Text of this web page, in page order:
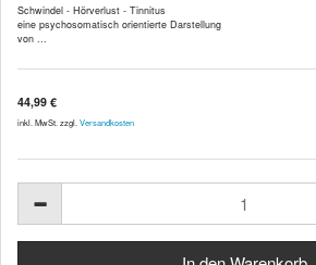
Schwindel - Hörverlust - Tinnitus
eine psychosomatisch orientierte Darstellung
von ...
44,99 €
inkl. MwSt. zzgl. Versandkosten